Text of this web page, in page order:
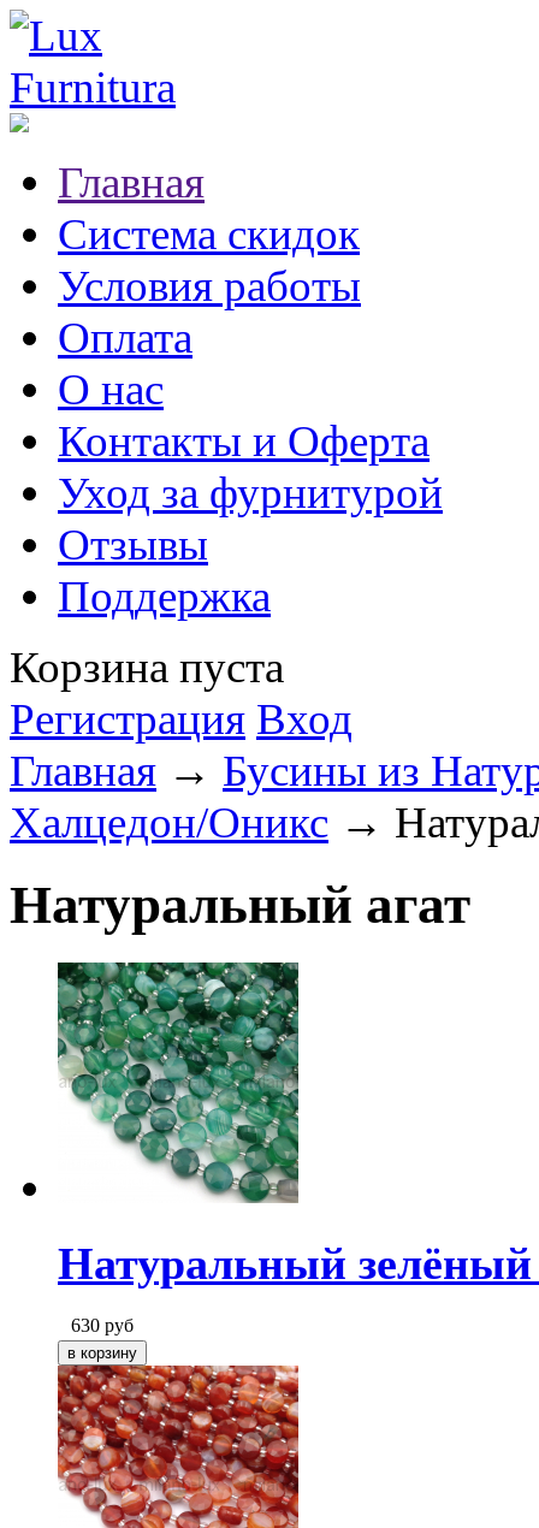
Главная
Система скидок
Условия работы
Оплата
О нас
Контакты и Оферта
Уход за фурнитурой
Отзывы
Поддержка
Корзина пуста
Регистрация Вход
Главная → Бусины из
Халцедон/Оникс →
Натуральный агат
Натуральный
630 руб